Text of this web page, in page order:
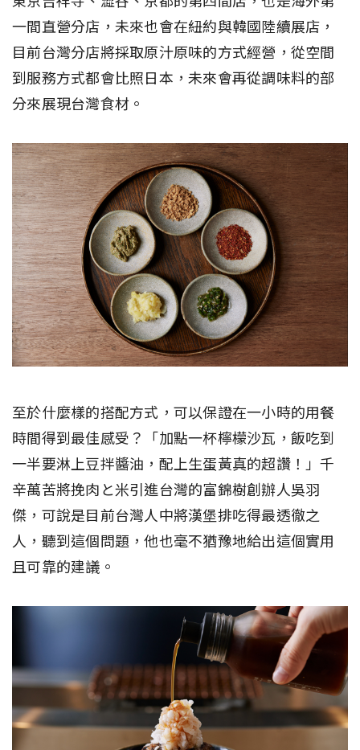
一間直營分店，未來也會在紐約與韓國陸續展店，
目前台灣分店將採取原汁原味的方式經營，從空間
到服務方式都會比照日本，未來會再從調味料的部
分來展現台灣食材。
至於什麼樣的搭配方式，可以保證在一小時的用餐
時間得到最佳感受？「加點一杯檸檬沙瓦，飯吃到
一半要淋上豆拌醬油，配上生蛋黃真的超讚！」千
辛萬苦將挽肉と米引進台灣的富錦樹創辦人吳羽
傑，可說是目前台灣人中將漢堡排吃得最透徹之
人，聽到這個問題，他也毫不猶豫地給出這個實用
且可靠的建議。